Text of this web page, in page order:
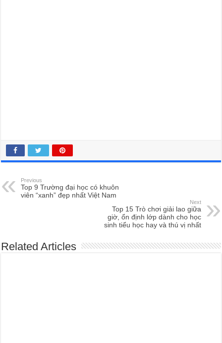
Previous
Top 9 Trường đại học có khuôn
viên “xanh” đẹp nhất Việt Nam
Next
Top 15 Trò chơi giải lao giữa
giờ, ổn định lớp dành cho học
sinh tiểu học hay và thú vị nhất
Related Articles